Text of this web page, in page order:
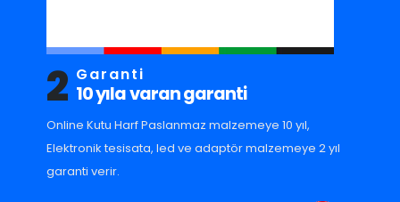
2 Garanti
10 yıla varan garanti
Online Kutu Harf Paslanmaz malzemeye 10 yıl,
Elektronik tesisata, led ve adaptör malzemeye 2 yıl
garanti verir.